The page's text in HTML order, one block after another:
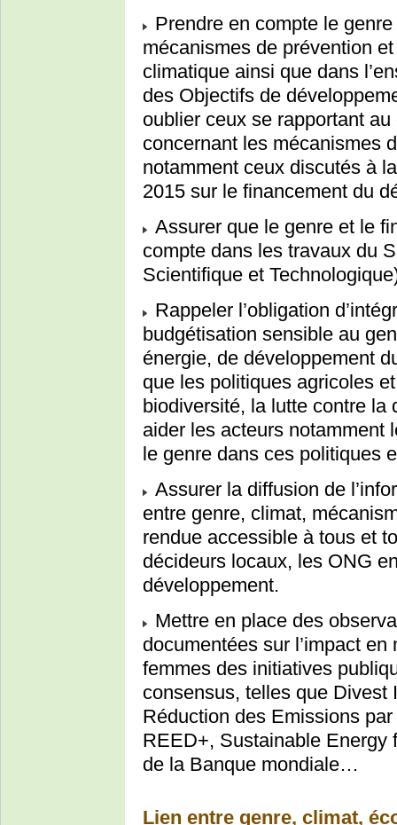
Prendre en compte le
mécanismes de prévention
climatique ainsi que dans
des Objectifs de
oublier ceux se rapportant
concernant les mécanismes
notamment ceux discutés à
2015 sur le financement du
Assurer que le genre et le
compte dans les travaux du
Scientifique et
Rappeler l’obligation
budgétisation sensible au
énergie, de développement
que les politiques agricoles
biodiversité, la lutte contre la
aider les acteurs notamment
le genre dans ces politiques
Assurer la diffusion de
entre genre, climat,
rendue accessible à tous et
décideurs locaux, les ONG
développement.
Mettre en place des
documentées sur l’impact
femmes des initiatives
consensus, telles que Divest
Réduction des Emissions
REED+, Sustainable Energy
de la Banque mondiale…
Lien entre genre, climat,